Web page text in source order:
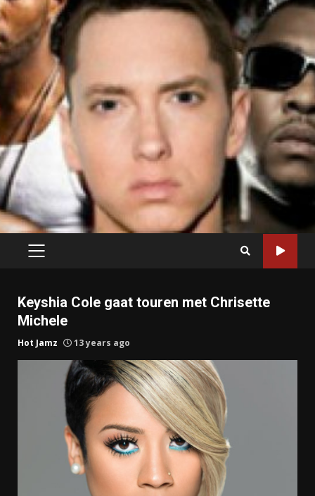
PRIMARY
Keyshia Cole gaat touren met Chrisette
Michele
Hot Jamz 13 years ago